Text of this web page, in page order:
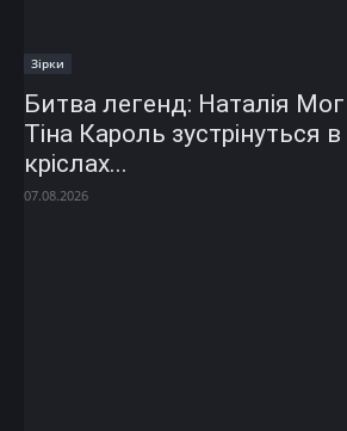
Зірки
Битва легенд: Наталія
Тіна Кароль зустрінуться
кріслах...
07.08.2026